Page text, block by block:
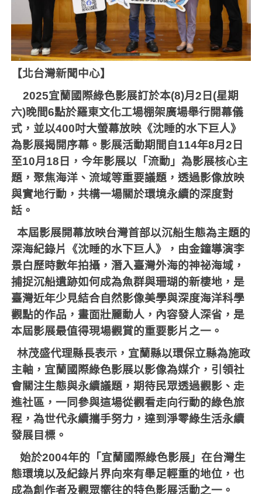
【北台灣新聞中心】
2025宜蘭國際綠色影展訂於本(8)月2 日 (星期
六)晚間6點於羅東文化工場棚架廣場舉行開幕儀
式，並以400吋大螢幕放映《沈睡的水下巨人》
為影展揭開序幕。影展活動期間自114年8月2 日
至10月 18 日，今年影展以「流動」為影展核心主
題，聚焦海洋、流域等重要議題，透過影像放映
與實地行動，共構一場關於環境永續的深度對
話。
本屆影展開幕放映台灣首部以沉船生態為主題的
深海紀錄片《沈睡的水下巨人》，由金鐘導演李
景白歷時數年拍攝，潛入臺灣外海的神祕海域，
捕捉沉船遺跡如何成為魚群與珊瑚的新棲地，是
臺灣近年少見結合自然影像美學與深度海洋科學
觀點的作品，畫面壯麗動人，內容發人深省，是
本屆影展最值得現場觀賞的重要影片之一。
林茂盛代理縣長表示，宜蘭縣以環保立縣為施政
主軸，宜蘭國際綠色影展以影像為媒介，引領社
會關注生態與永續議題，期待民眾透過觀影、走
進社區，一同參與這場從觀看走向行動的綠色旅
程，為世代永續攜手努力，達到淨零綠生活永續
發展目標。
始於2004年的「宜蘭國際綠色影展」在台灣生
態環境以及紀錄片界向來有舉足輕重的地位，也
成為創作者及觀眾嚮往的特色影展活動之一。